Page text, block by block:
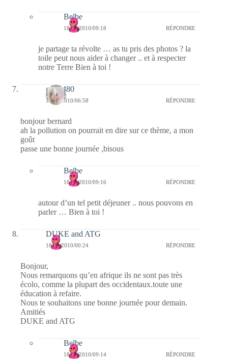
Belbe
18/02/2010/09:18 RÉPONDRE
je partage ta révolte … as tu pris des photos ? la
toile peut nous aider à changer .. et à respecter
notre Terre Bien à toi !
gigip480
18/02/2010/06:58 RÉPONDRE
bonjour bernard
ah la pollution on pourrait en dire sur ce thème, a mon
goût
passe une bonne journée ,bisous
Belbe
18/02/2010/09:16 RÉPONDRE
autour d’un tel petit déjeuner .. nous pouvons en
parler … Bien à toi !
DUKE and ATG
18/02/2010/00:24 RÉPONDRE
Bonjour,
Nous remarquons qu’en afrique ils ne sont pas très
écolo, comme la plupart des occidentaux.toute une
éducation à refaire.
Nous te souhaitons une bonne journée pour demain.
Amitiés
DUKE and ATG
Belbe
18/02/2010/09:14 RÉPONDRE